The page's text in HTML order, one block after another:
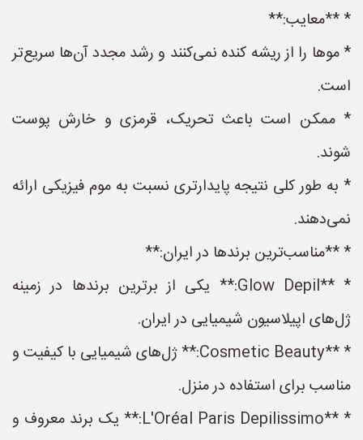
* **معایب:**
* موها را از ریشه کنده نمی‌کنند و رشد مجدد آن‌ها سریع‌تر
است.
* ممکن است باعث تحریک، قرمزی و خارش پوست
شوند.
* به طور کلی نتیجه پایدارتری نسبت به موم فیزیکی ارائه
نمی‌دهند.
* **مناسب‌ترین برندها در ایران:**
* **Glow Depil:** یکی از برترین برندها در زمینه
ژل‌های اپیلاسیون شیمیایی در ایران.
* **Cosmetic Beauty:** ژل‌های شیمیایی با کیفیت و
مناسب برای استفاده در منزل.
* **L'Oréal Paris Depilissimo:** یک برند معروف و